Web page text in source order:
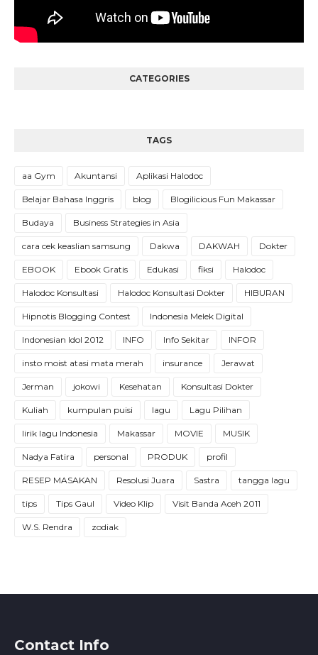
CATEGORIES
TAGS
aa Gym Akuntansi Aplikasi Halodoc
Belajar Bahasa Inggris blog Blogilicious Fun Makassar
Budaya Business Strategies in Asia
cara cek keaslian samsung Dakwa DAKWAH Dokter
EBOOK Ebook Gratis Edukasi fiksi Halodoc
Halodoc Konsultasi Halodoc Konsultasi Dokter HIBURAN
Hipnotis Blogging Contest Indonesia Melek Digital
Indonesian Idol 2012 INFO Info Sekitar INFOR
insto moist atasi mata merah insurance Jerawat
Jerman jokowi Kesehatan Konsultasi Dokter
Kuliah kumpulan puisi lagu Lagu Pilihan
lirik lagu Indonesia Makassar MOVIE MUSIK
Nadya Fatira personal PRODUK profil
RESEP MASAKAN Resolusi Juara Sastra tangga lagu
tips Tips Gaul Video Klip Visit Banda Aceh 2011
W.S. Rendra zodiak
Contact Info